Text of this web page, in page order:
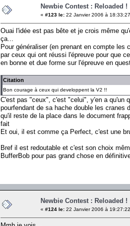
Newbie Contest : Reloaded !
« #123 le: 22 Janvier 2006 à
Ouai l'idée est pas bête et je crois même
ça...
Pour généraliser (en prenant en compte
par ceux qui ont réussi l'épreuve pour que
en bonne et due forme sur l'épreuve en
Citation
Bon courage à ceux qui developpent la V2 !!
C'est pas "ceux", c'est "celui", y'en a qu'un
pourfendant de sa hache double les
qu'il reste de la place dans le document
fait
Et oui, il est comme ça Perfect, c'est une
Bref il est redoutable et c'est son choix
BufferBob pour pas grand chose en
Newbie Contest : Reloaded !
« #124 le: 22 Janvier 2006 à